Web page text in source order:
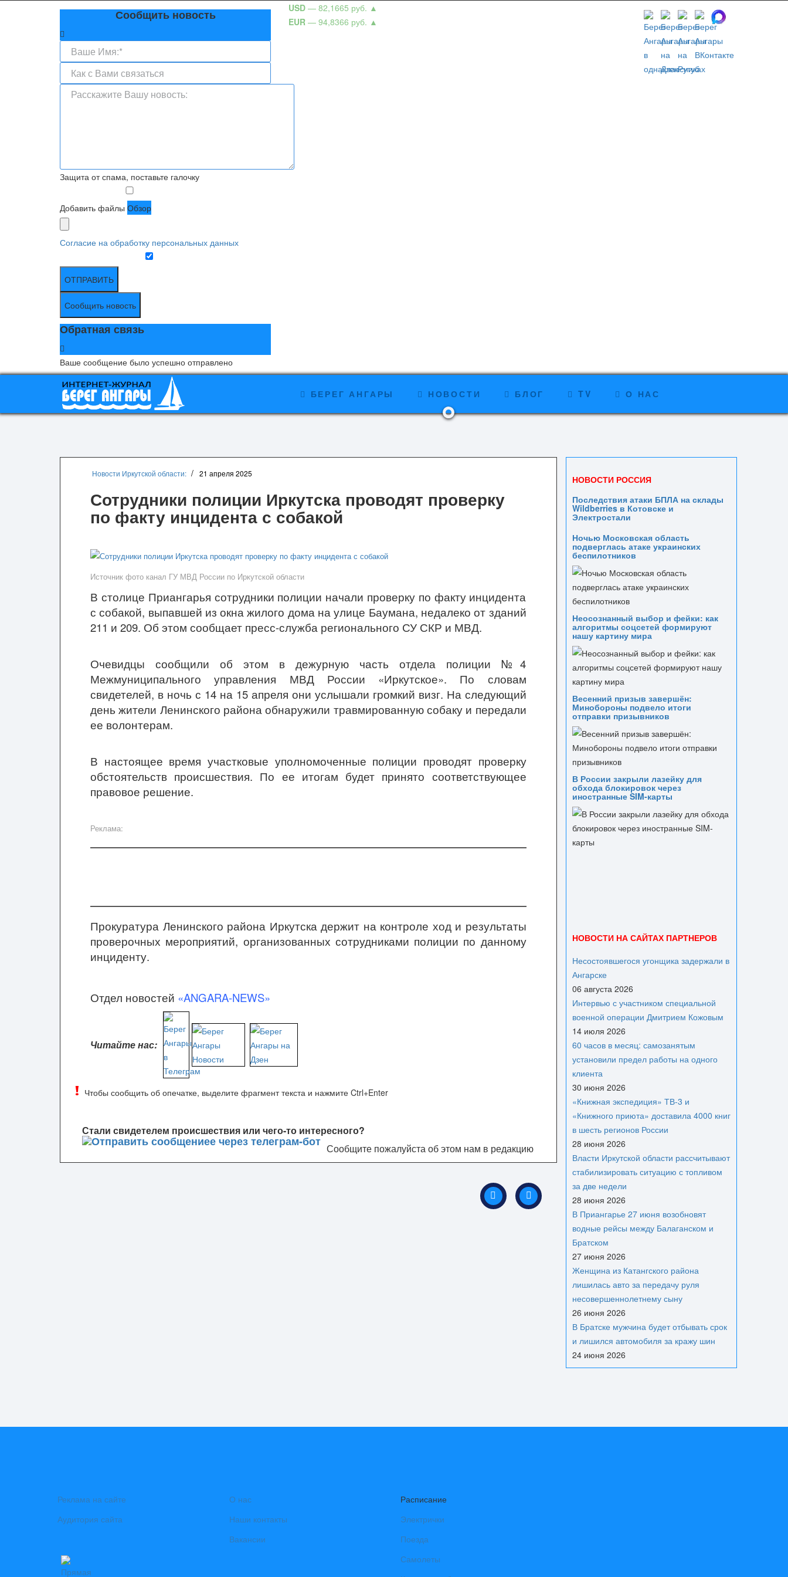
Сообщить новость
Защита от спама, поставьте галочку
Добавить файлы Обзор
Согласие на обработку персональных данных
ОТПРАВИТЬ
Сообщить новость
Обратная связь
Ваше сообщение было успешно отправлено
USD — 82,1665 руб. ▲
EUR — 94,8366 руб. ▲
БЕРЕГ АНГАРЫ НОВОСТИ БЛОГ TV О НАС
Новости Иркутской области: 21 апреля 2025
Сотрудники полиции Иркутска проводят проверку
по факту инцидента с собакой
Источник фото канал ГУ МВД России по Иркутской области
В столице Приангарья сотрудники полиции начали проверку по факту инцидента
с собакой, выпавшей из окна жилого дома на улице Баумана, недалеко от зданий
211 и 209. Об этом сообщает пресс-служба регионального СУ СКР и МВД.
Очевидцы сообщили об этом в дежурную часть отдела полиции №4
Межмуниципального управления МВД России «Иркутское». По словам
свидетелей, в ночь с 14 на 15 апреля они услышали громкий визг. На следующий
день жители Ленинского района обнаружили травмированную собаку и передали
ее волонтерам.
В настоящее время участковые уполномоченные полиции проводят проверку
обстоятельств происшествия. По ее итогам будет принято соответствующее
правовое решение.
Реклама:
Прокуратура Ленинского района Иркутска держит на контроле ход и результаты
проверочных мероприятий, организованных сотрудниками полиции по данному
инциденту.
Отдел новостей «ANGARA-NEWS»
Читайте нас:
Стали свидетелем происшествия или чего-то интересного?
Сообщите пожалуйста об этом нам в редакцию
Чтобы сообщить об опечатке, выделите фрагмент текста и нажмите Ctrl+Enter
НОВОСТИ РОССИЯ
Последствия атаки БПЛА на склады
Wildberries в Котовске и
Электростали
Ночью Московская область
подверглась атаке украинских
беспилотников
Неосознанный выбор и фейки: как
алгоритмы соцсетей формируют
нашу картину мира
Весенний призыв завершён:
Минобороны подвело итоги
отправки призывников
В России закрыли лазейку для
обхода блокировок через
иностранные SIM-карты
НОВОСТИ НА САЙТАХ ПАРТНЕРОВ
Несостоявшегося угонщика задержали в
Ангарске
06 августа 2026
Интервью с участником специальной
военной операции Дмитрием Кожовым
14 июля 2026
60 часов в месяц: самозанятым
установили предел работы на одного
клиента
30 июня 2026
«Книжная экспедиция» ТВ-3 и
«Книжного приюта» доставила 4000 книг
в шесть регионов России
28 июня 2026
Власти Иркутской области рассчитывают
стабилизировать ситуацию с топливом
за две недели
28 июня 2026
В Приангарье 27 июня возобновят
водные рейсы между Балаганском и
Братском
27 июня 2026
Женщина из Катангского района
лишилась авто за передачу руля
несовершеннолетнему сыну
26 июня 2026
В Братске мужчина будет отбывать срок
и лишился автомобиля за кражу шин
24 июня 2026
Реклама на сайте
Аудитория сайта
О нас
Наши контакты
Вакансии
Расписание
Электрички
Поезда
Самолеты